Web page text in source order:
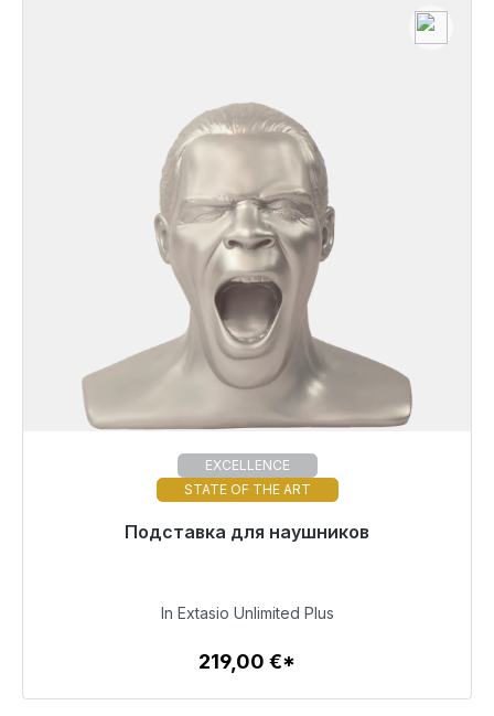
EXCELLENCE
STATE OF THE ART
Подставка для наушников
Готовы к немедленной отправке, срок поставки
219,00 €
Детали
In Extasio Unlimited Plus
219,00 €*